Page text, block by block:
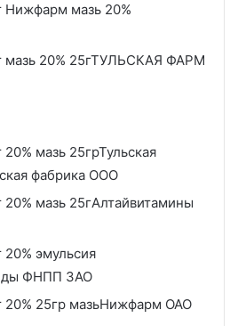
Нижфарм мазь 20%
20% 25гТУЛЬСКАЯ ФАРМ
мазь 25грТульская
фабрика ООО
20% мазь 25гАлтайвитамины
20% эмульсия
ФНПП ЗАО
20% 25гр мазьНижфарм ОАО